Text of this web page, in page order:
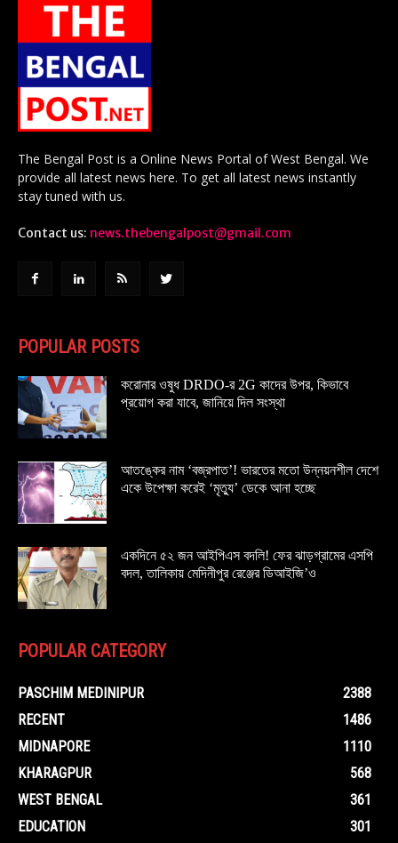
The Bengal Post is a Online News Portal of West Bengal. We
provide all latest news here. To get all latest news instantly
stay tuned with us.
Contact us: news.thebengalpost@gmail.com
POPULAR POSTS
করোনার ওষুধ DRDO-র 2G কাদের উপর, কিভাবে
প্রয়োগ করা যাবে, জানিয়ে দিল সংস্থা
আতঙ্কের নাম ‘বজ্রপাত’! ভারতের মতো উন্নয়নশীল দেশে
একে উপেক্ষা করেই ‘মৃত্যু’ ডেকে আনা হচ্ছে
একদিনে ৫২ জন আইপিএস বদলি! ফের ঝাড়গ্রামের এসপি
বদল, তালিকায় মেদিনীপুর রেঞ্জের ডিআইজি’ও
POPULAR CATEGORY
PASCHIM MEDINIPUR
2388
RECENT
1486
MIDNAPORE
1110
KHARAGPUR
568
WEST BENGAL
361
EDUCATION
301